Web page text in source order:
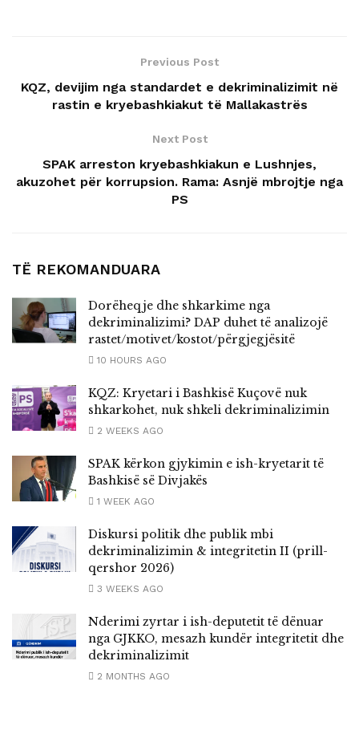
Previous Post
KQZ, devijim nga standardet e dekriminalizimit në
rastin e kryebashkiakut të Mallakastrës
Next Post
SPAK arreston kryebashkiakun e Lushnjes,
akuzohet për korrupsion. Rama: Asnjë mbrojtje nga
PS
TË REKOMANDUARA
Dorëheqje dhe shkarkime nga
dekriminalizimi? DAP duhet të analizojë
rastet/motivet/kostot/përgjegjësitë
10 HOURS AGO
KQZ: Kryetari i Bashkisë Kuçovë nuk
shkarkohet, nuk shkeli dekriminalizimin
2 WEEKS AGO
SPAK kërkon gjykimin e ish-kryetarit të
Bashkisë së Divjakës
1 WEEK AGO
Diskursi politik dhe publik mbi
dekriminalizimin & integritetin II (prill-
qershor 2026)
3 WEEKS AGO
Nderimi zyrtar i ish-deputetit të dënuar
nga GJKKO, mesazh kundër integritetit dhe
dekriminalizimit
2 MONTHS AGO